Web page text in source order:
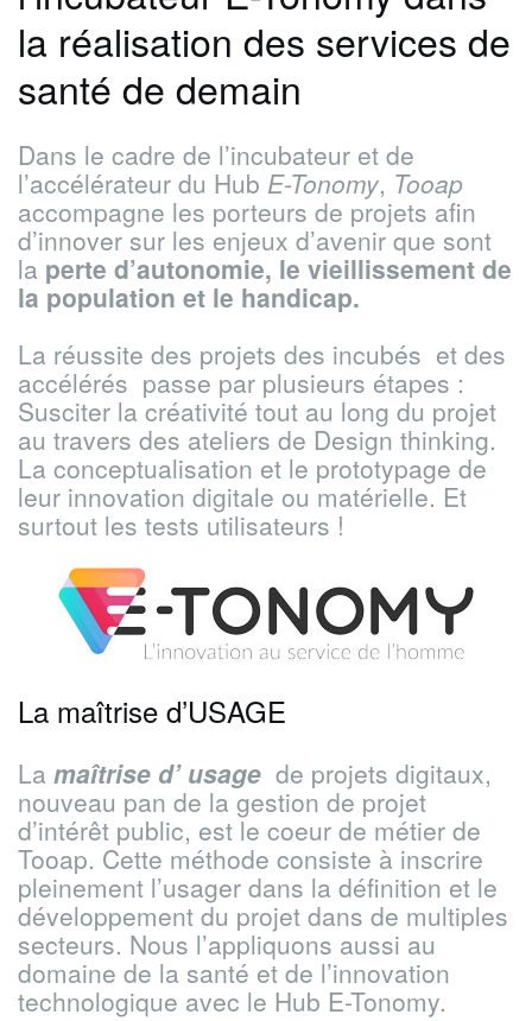
la réalisation des services de
santé de demain
Dans le cadre de l’incubateur et de
l’accélérateur du Hub E-Tonomy, Tooap
accompagne les porteurs de projets afin
d’innover sur les enjeux d’avenir que sont
la perte d’autonomie, le vieillissement de
la population et le handicap.
La réussite des projets des incubés et des
accélérés passe par plusieurs étapes :
Susciter la créativité tout au long du projet
au travers des ateliers de Design thinking.
La conceptualisation et le prototypage de
leur innovation digitale ou matérielle. Et
surtout les tests utilisateurs !
La maîtrise d’USAGE
La maîtrise d’ usage de projets digitaux,
nouveau pan de la gestion de projet
d’intérêt public, est le coeur de métier de
Tooap. Cette méthode consiste à inscrire
pleinement l’usager dans la définition et le
développement du projet dans de multiples
secteurs. Nous l’appliquons aussi au
domaine de la santé et de l’innovation
technologique avec le Hub E-Tonomy.